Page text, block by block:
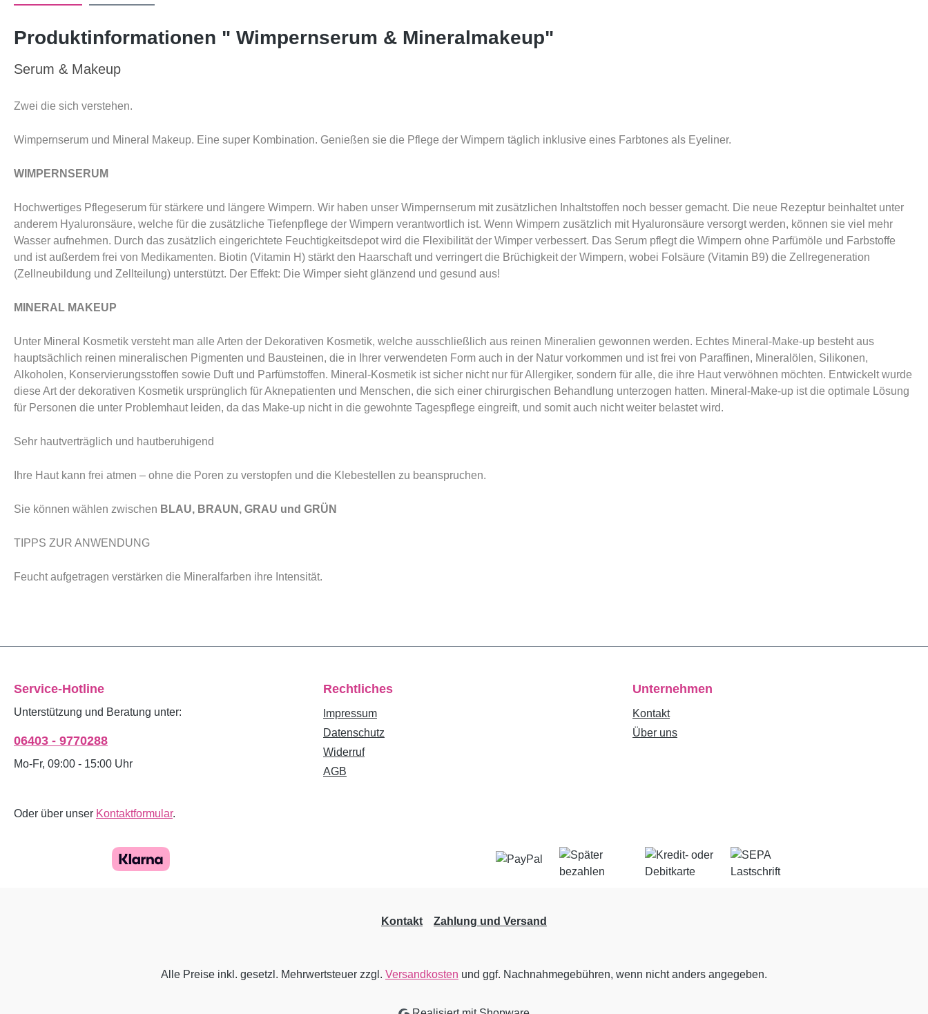
Produktinformationen " Wimpernserum & Mineralmakeup"
Serum & Makeup
Zwei die sich verstehen.
Wimpernserum und Mineral Makeup. Eine super Kombination. Genießen sie die Pflege der Wimpern täglich inklusive eines Farbtones als Eyeliner.
WIMPERNSERUM
Hochwertiges Pflegeserum für stärkere und längere Wimpern. Wir haben unser Wimpernserum mit zusätzlichen Inhaltstoffen noch besser gemacht. Die neue Rezeptur beinhaltet unter
anderem Hyaluronsäure, welche für die zusätzliche Tiefenpflege der Wimpern verantwortlich ist. Wenn Wimpern zusätzlich mit Hyaluronsäure versorgt werden, können sie viel mehr
Wasser aufnehmen. Durch das zusätzlich eingerichtete Feuchtigkeitsdepot wird die Flexibilität der Wimper verbessert. Das Serum pflegt die Wimpern ohne Parfümöle und Farbstoffe
und ist außerdem frei von Medikamenten. Biotin (Vitamin H) stärkt den Haarschaft und verringert die Brüchigkeit der Wimpern, wobei Folsäure (Vitamin B9) die Zellregeneration
(Zellneubildung und Zellteilung) unterstützt. Der Effekt: Die Wimper sieht glänzend und gesund aus!
MINERAL MAKEUP
Unter Mineral Kosmetik versteht man alle Arten der Dekorativen Kosmetik, welche ausschließlich aus reinen Mineralien gewonnen werden. Echtes Mineral-Make-up besteht aus
hauptsächlich reinen mineralischen Pigmenten und Bausteinen, die in Ihrer verwendeten Form auch in der Natur vorkommen und ist frei von Paraffinen, Mineralölen, Silikonen,
Alkoholen, Konservierungsstoffen sowie Duft und Parfümstoffen. Mineral-Kosmetik ist sicher nicht nur für Allergiker, sondern für alle, die ihre Haut verwöhnen möchten. Entwickelt wurde
diese Art der dekorativen Kosmetik ursprünglich für Aknepatienten und Menschen, die sich einer chirurgischen Behandlung unterzogen hatten. Mineral-Make-up ist die optimale Lösung
für Personen die unter Problemhaut leiden, da das Make-up nicht in die gewohnte Tagespflege eingreift, und somit auch nicht weiter belastet wird.
Sehr hautverträglich und hautberuhigend
Ihre Haut kann frei atmen – ohne die Poren zu verstopfen und die Klebestellen zu beanspruchen.
Sie können wählen zwischen BLAU, BRAUN, GRAU und GRÜN
TIPPS ZUR ANWENDUNG
Feucht aufgetragen verstärken die Mineralfarben ihre Intensität.
Service-Hotline
Unterstützung und Beratung unter:
06403 - 9770288
Mo-Fr, 09:00 - 15:00 Uhr
Oder über unser Kontaktformular.
Rechtliches
Impressum
Datenschutz
Widerruf
AGB
Unternehmen
Kontakt
Über uns
Kontakt Zahlung und Versand
Alle Preise inkl. gesetzl. Mehrwertsteuer zzgl. Versandkosten und ggf. Nachnahmegebühren, wenn nicht anders angegeben.